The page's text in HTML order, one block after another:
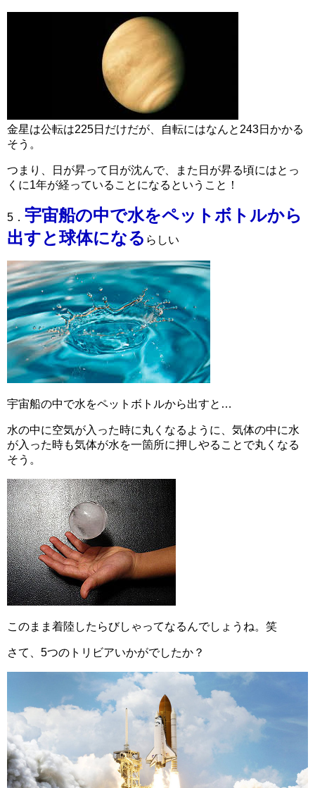
金星は公転は225日だけだが、自転にはなんと243日かかる
そう。
つまり、日が昇って日が沈んで、また日が昇る頃にはとっ
くに1年が経っていることになるということ！
5． 宇宙船の中で水をペットボトルから
出すと球体になる らしい
宇宙船の中で水をペットボトルから出すと…
水の中に空気が入った時に丸くなるように、気体の中に水
が入った時も気体が水を一箇所に押しやることで丸くなる
そう。
このまま着陸したらびしゃってなるんでしょうね。笑
さて、5つのトリビアいかがでしたか？